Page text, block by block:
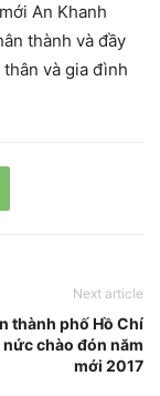
An Khanh
thành và đầy
và gia đình
Next article
thành phố Hồ Chí
chào đón năm
mới 2017